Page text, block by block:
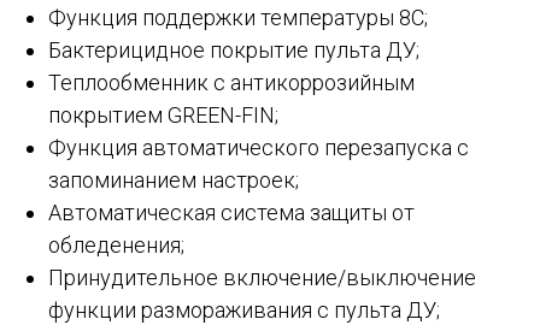
Функция поддержки температуры 8С;
Бактерицидное покрытие пульта ДУ;
Теплообменник с антикоррозийным
покрытием GREEN-FIN;
Функция автоматического перезапуска с
запоминанием настроек;
Автоматическая система защиты от
обледенения;
Принудительное включение/выключение
функции размораживания с пульта ДУ;